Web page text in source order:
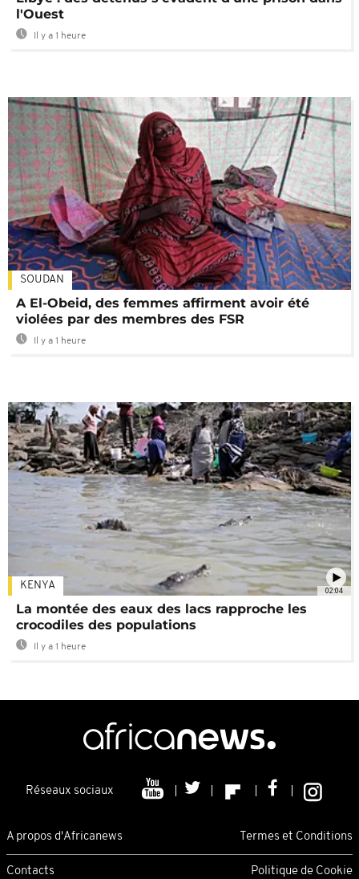
l'Ouest
Il y a 1 heure
SOUDAN
A El-Obeid, des femmes affirment avoir été
violées par des membres des FSR
Il y a 1 heure
02:04
KENYA
La montée des eaux des lacs rapproche les
crocodiles des populations
Il y a 1 heure
Réseaux sociaux
A propos d'Africanews Termes et Conditions
Contacts Politique de Cookie